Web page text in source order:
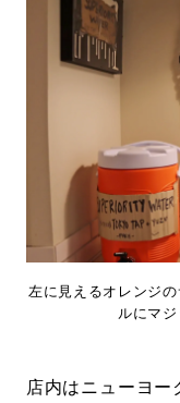
左に見えるオレンジ
ルにマジ
店内はニューヨー